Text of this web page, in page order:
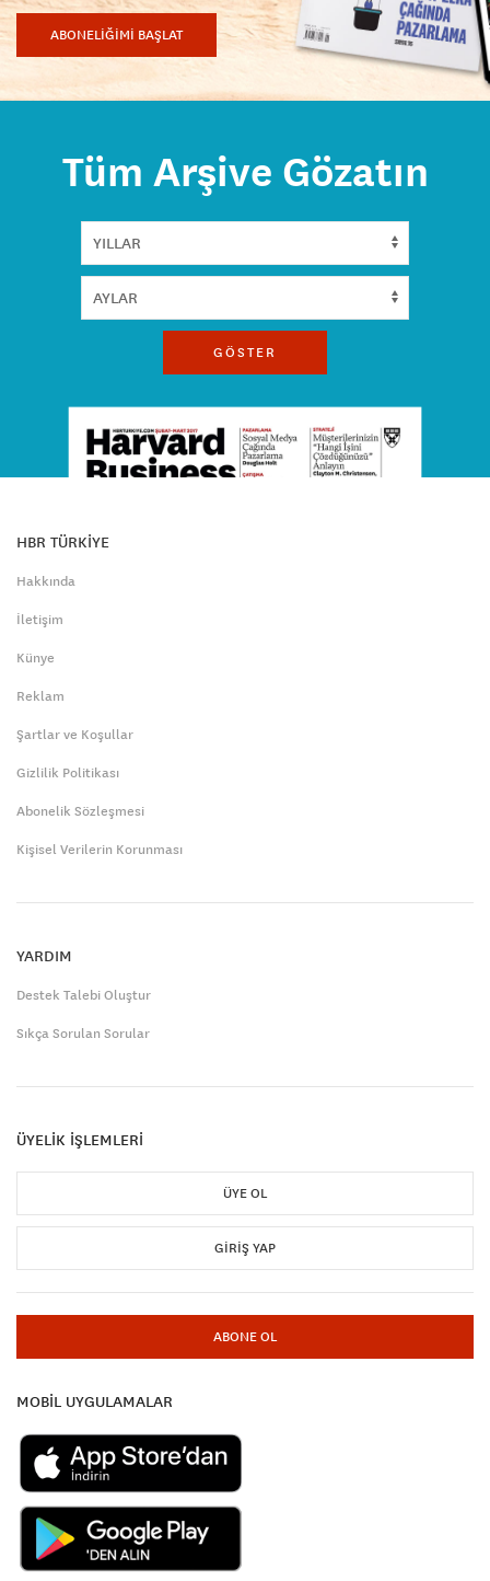
ABONELİĞİMİ BAŞLAT
Tüm Arşive Gözatın
GÖSTER
HBR TÜRKİYE
Hakkında
İletişim
Künye
Reklam
Şartlar ve Koşullar
Gizlilik Politikası
Abonelik Sözleşmesi
Kişisel Verilerin Korunması
YARDIM
Destek Talebi Oluştur
Sıkça Sorulan Sorular
ÜYELİK İŞLEMLERİ
ÜYE OL
GIRIŞ YAP
ABONE OL
MOBİL UYGULAMALAR